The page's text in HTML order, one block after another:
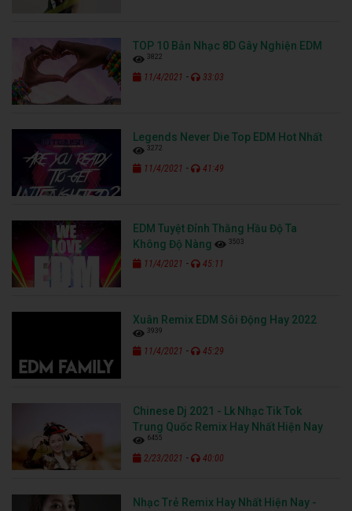
TOP 10 Bản Nhạc 8D Gây Nghiện EDM
3822
11/4/2021 - 33:03
Legends Never Die Top EDM Hot Nhất
3272
11/4/2021 - 41:49
EDM Tuyệt Đỉnh Thằng Hầu Độ Ta
Không Độ Nàng
3503
11/4/2021 - 45:11
Xuân Remix EDM Sôi Động Hay 2022
3939
11/4/2021 - 45:29
Chinese Dj 2021 - Lk Nhạc Tik Tok
Trung Quốc Remix Hay Nhất Hiện Nay
6455
2/23/2021 - 40:00
Nhạc Trẻ Remix Hay Nhất Hiện Nay -